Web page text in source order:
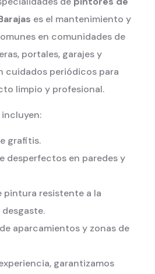
es el mantenimiento y
en comunidades de
portales, garajes y
cuidados periódicos para
limpio y profesional.
grafitis.
desperfectos en paredes y
pintura resistente a la
aparcamientos y zonas de
garantizamos